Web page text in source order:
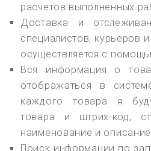
расчетов выполненных
Доставка и
специалистов, курьеров
осуществляется с
Вся информация о
отображаться в
каждого товара я
товара и штрих-код,
наименование и
Поиск информации по